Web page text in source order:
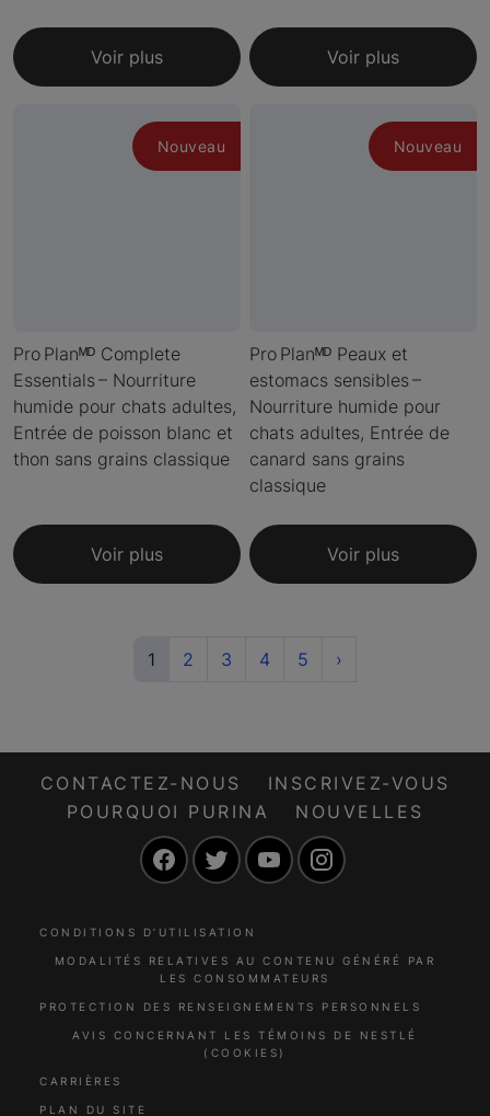
Voir plus Voir plus
Nouveau
Pro Planᴹᴰ Complete
Essentials – Nourriture
humide pour chats adultes,
Entrée de poisson blanc et
thon sans grains classique
Voir plus
Nouveau
Pro Planᴹᴰ Peaux et
estomacs sensibles –
Nourriture humide pour
chats adultes, Entrée de
canard sans grains
classique
Voir plus
1 (current)
2 3 4 5 ›
CONTACTEZ-NOUS
INSCRIVEZ-VOUS
POURQUOI PURINA
NOUVELLES
FacebookTwitter YouTube
CONDITIONS D’UTILISATION
MODALITÉS RELATIVES AU CONTENU GÉNÉRÉ PAR
LES CONSOMMATEURS
PROTECTION DES RENSEIGNEMENTS PERSONNELS
AVIS CONCERNANT LES TÉMOINS DE NESTLÉ
(COOKIES)
CARRIÈRES
PLAN DU SITE